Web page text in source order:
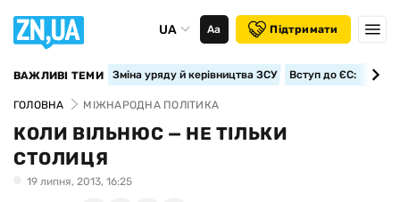
UA Аа Підтримати
ВАЖЛИВІ ТЕМИ Зміна уряду й керівництва ЗСУ Вступ до ЄС:
ГОЛОВНА МІЖНАРОДНА ПОЛІТИКА
КОЛИ ВІЛЬНЮС — НЕ ТІЛЬКИ
СТОЛИЦЯ
19 липня, 2013, 16:25